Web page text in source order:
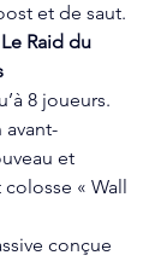
et de saut.
Raid du
8 joueurs.
avant-
et
« Wall
conçue